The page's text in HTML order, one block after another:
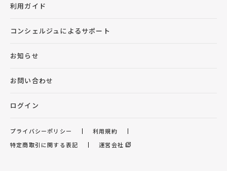
利用ガイド
コンシェルジュによるサポート
お知らせ
お問い合わせ
ログイン
プライバシーポリシー
利用規約
特定商取引に関する表記
運営会社